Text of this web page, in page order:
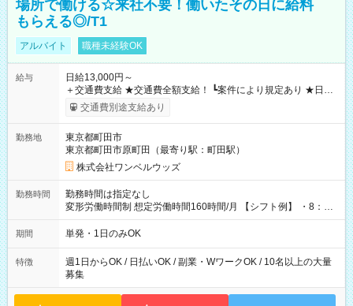
場所で働ける☆来社不要！働いたその日に給料
もらえる◎/T1
アルバイト 職種未経験OK
給与
日給13,000円～
＋交通費支給 ★交通費全額支給！ ┗案件により規定あり ★日払
いOK！（規定あり） ┗働いたその日に現金GET♪ お仕事後はコ
ンビニATMから 日払い分を引き落とせます！ 【試用期間】試
交通費別途支給あり
勤務地
東京都町田市
東京都町田市原町田（最寄り駅：町田駅）
株式会社ワンベルウッズ
勤務時間
勤務時間は指定なし
変形労働時間制 想定労働時間160時間/月 【シフト例】 ・8：00
～21：00
期間 単発・1日のみOK
特徴
週1日からOK / 日払いOK / 副業・WワークOK / 10名以上の大量
募集